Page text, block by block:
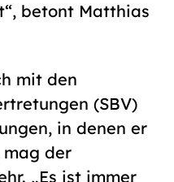
betont Matthias
mit den
(SBV)
in denen er
der
„Es ist immer